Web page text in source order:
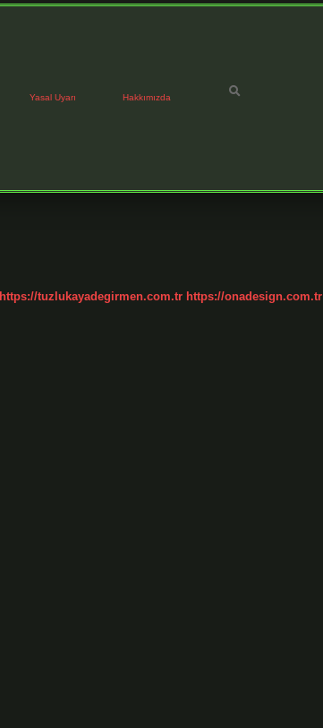
Yasal Uyarı Hakkımızda
https://tuzlukayadegirmen.com.tr https://onadesign.com.tr